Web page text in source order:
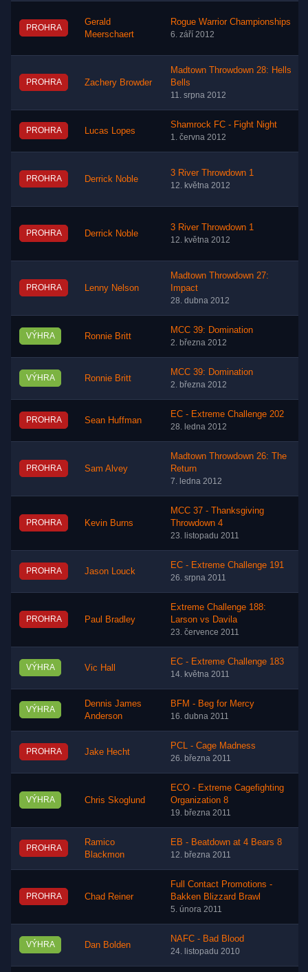
PROHRA
Gerald
Meerschaert
Rogue Warrior Championships
6. září 2012
PROHRA Zachery Browder
Madtown Throwdown 28: Hells
Bells
11. srpna 2012
PROHRA Lucas Lopes
Shamrock FC - Fight Night
1. června 2012
PROHRA Derrick Noble
3 River Throwdown 1
12. května 2012
PROHRA Derrick Noble
3 River Throwdown 1
12. května 2012
PROHRA Lenny Nelson
Madtown Throwdown 27:
Impact
28. dubna 2012
VÝHRA Ronnie Britt
MCC 39: Domination
2. března 2012
VÝHRA Ronnie Britt
MCC 39: Domination
2. března 2012
PROHRA Sean Huffman
EC - Extreme Challenge 202
28. ledna 2012
PROHRA Sam Alvey
Madtown Throwdown 26: The
Return
7. ledna 2012
PROHRA Kevin Burns
MCC 37 - Thanksgiving
Throwdown 4
23. listopadu 2011
PROHRA Jason Louck
EC - Extreme Challenge 191
26. srpna 2011
PROHRA Paul Bradley
Extreme Challenge 188:
Larson vs Davila
23. července 2011
VÝHRA Vic Hall
EC - Extreme Challenge 183
14. května 2011
VÝHRA
Dennis James
Anderson
BFM - Beg for Mercy
16. dubna 2011
PROHRA Jake Hecht
PCL - Cage Madness
26. března 2011
VÝHRA Chris Skoglund
ECO - Extreme Cagefighting
Organization 8
19. března 2011
PROHRA
Ramico
Blackmon
EB - Beatdown at 4 Bears 8
12. března 2011
PROHRA Chad Reiner
Full Contact Promotions -
Bakken Blizzard Brawl
5. února 2011
VÝHRA Dan Bolden
NAFC - Bad Blood
24. listopadu 2010